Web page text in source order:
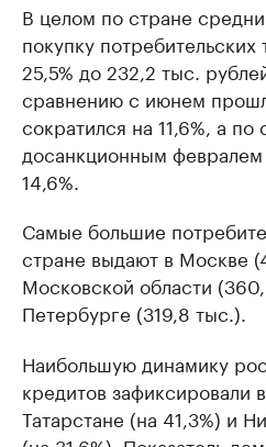
В целом по стране
покупку потребительских
25,5% до 232,2 тыс.
сравнению с июнем
сократился на 11,6%, а
досанкционным
14,6%.
Самые большие
стране выдают в Москве
Московской области
Петербурге (319,8 тыс.).
Наибольшую динамику
кредитов зафиксировали
Татарстане (на 41,3%) и